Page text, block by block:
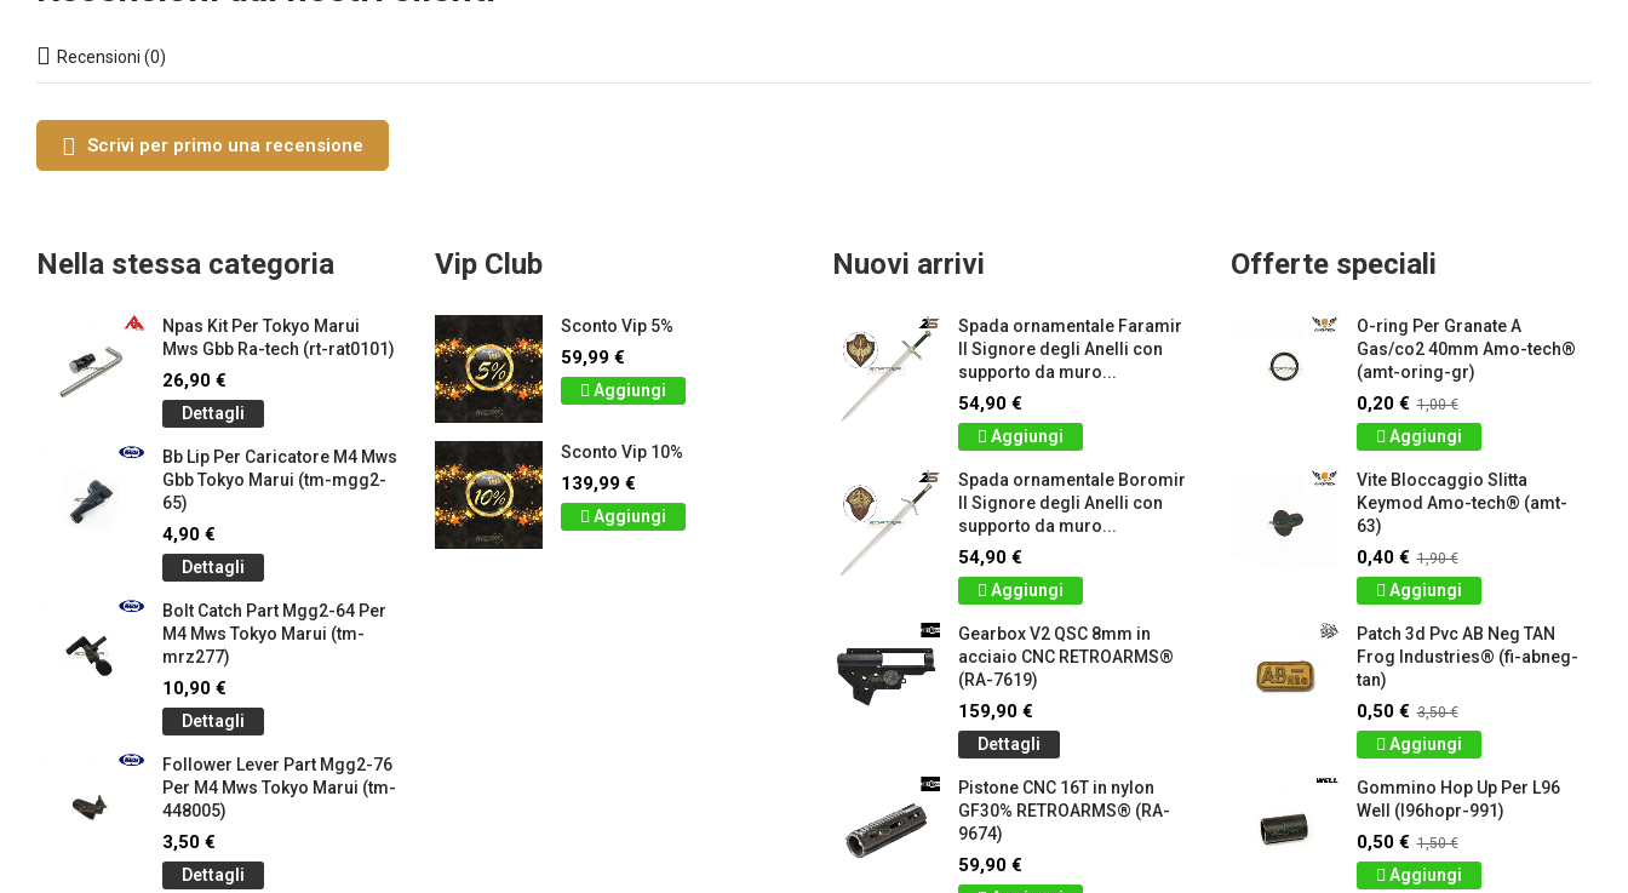
Recensioni (0)
Scrivi per primo una recensione
Nella stessa categoria
Npas Kit Per Tokyo Marui
Mws Gbb Ra-tech (rt-rat0101)
26,90 €
Dettagli
Bb Lip Per Caricatore M4 Mws
Gbb Tokyo Marui (tm-mgg2-
65)
4,90 €
Dettagli
Bolt Catch Part Mgg2-64 Per
M4 Mws Tokyo Marui (tm-
mrz277)
10,90 €
Dettagli
Follower Lever Part Mgg2-76
Per M4 Mws Tokyo Marui (tm-
448005)
3,50 €
Dettagli
Vip Club
Sconto Vip 5%
59,99 €
Aggiungi
Sconto Vip 10%
139,99 €
Aggiungi
Nuovi arrivi
Spada ornamentale Faramir
Il Signore degli Anelli con
supporto da muro...
54,90 €
Aggiungi
Spada ornamentale Boromir
Il Signore degli Anelli con
supporto da muro...
54,90 €
Aggiungi
Gearbox V2 QSC 8mm in
acciaio CNC RETROARMS®
(RA-7619)
159,90 €
Dettagli
Pistone CNC 16T in nylon
GF30% RETROARMS® (RA-
9674)
59,90 €
Offerte speciali
O-ring Per Granate A
Gas/co2 40mm Amo-tech®
(amt-oring-gr)
0,20 € 1,00 €
Aggiungi
Vite Bloccaggio Slitta
Keymod Amo-tech® (amt-
63)
0,40 € 1,90 €
Aggiungi
Patch 3d Pvc AB Neg TAN
Frog Industries® (fi-abneg-
tan)
0,50 € 3,50 €
Aggiungi
Gommino Hop Up Per L96
Well (l96hopr-991)
0,50 € 1,50 €
Aggiungi